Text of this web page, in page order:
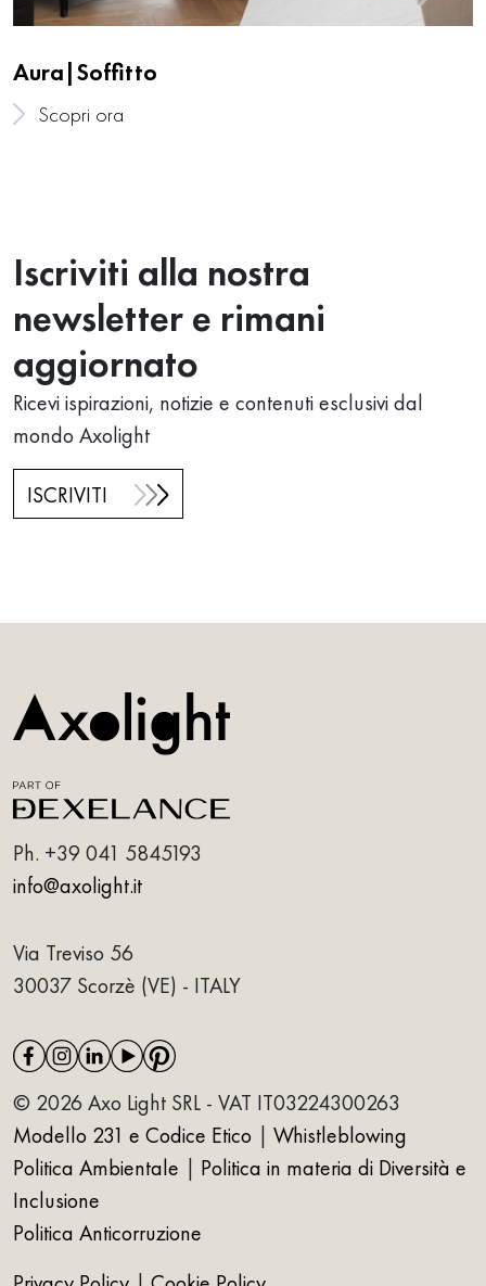
Aura|Soffitto
Scopri ora
Iscriviti alla nostra
newsletter e rimani
aggiornato
Ricevi ispirazioni, notizie e contenuti esclusivi dal
mondo Axolight
ISCRIVITI
Ph. +39 041 5845193
info@axolight.it
Via Treviso 56
30037 Scorzè (VE) - ITALY
© 2026 Axo Light SRL - VAT IT03224300263
Modello 231 e Codice Etico | Whistleblowing
Politica Ambientale | Politica in materia di Diversità e
Inclusione
Politica Anticorruzione